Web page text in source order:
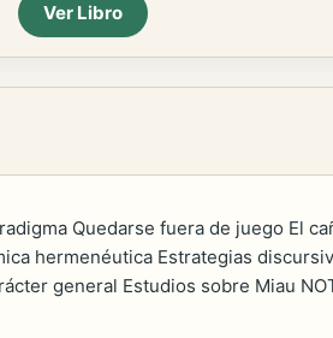
Ver Libro
Quedarse fuera de juego El
hermenéutica Estrategias
general Estudios sobre Miau